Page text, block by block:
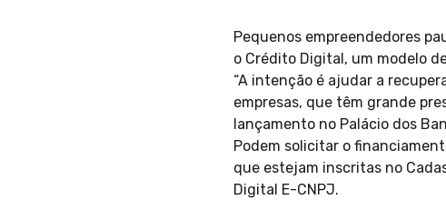
Pequenos empreendedores
o Crédito Digital, um modelo
“A intenção é ajudar a
empresas, que têm grande
lançamento no Palácio dos
Podem solicitar o
que estejam inscritas no
Digital E-CNPJ.